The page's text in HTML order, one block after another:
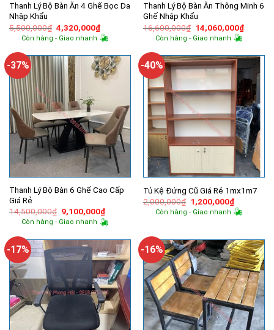
Thanh Lý Bộ Bàn Ăn 4 Ghế Bọc Da
Nhập Khẩu
5,500,000₫ Giá
gốc
là:
4,320,000₫Giá
hiện
tại
4,320,000₫.
Còn hàng - Giao nhanh
Thanh Lý Bộ Bàn Ăn Thông Minh 6
Ghế Nhập Khẩu
16,600,000₫ Giá
gốc
là:
14,060,000₫Giá
hiện
Còn hàng - Giao nhanh
-37%
Thanh Lý Bộ Bàn 6 Ghế Cao Cấp
Giá Rẻ
14,500,000₫ Giá
gốc
là:
9,100,000₫Giá
hiện
tại
9,100,000₫.
Còn hàng - Giao nhanh
-40%
Tủ Kệ Đứng Cũ Giá Rẻ 1mx1m7
2,000,000₫ Giá
gốc
là:
1,200,000₫Giá
hiện
tại
Còn hàng - Giao nhanh
-17% -16%